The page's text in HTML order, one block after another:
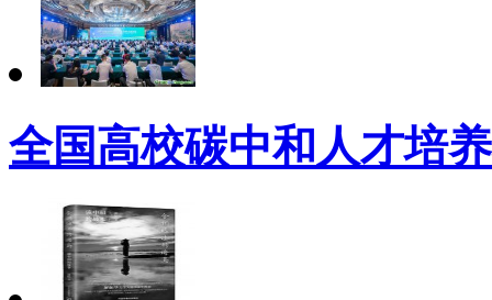
全国高校碳中和人才培